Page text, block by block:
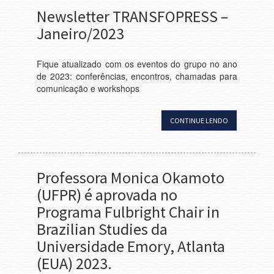
Newsletter TRANSFOPRESS –
Janeiro/2023
Fique atualizado com os eventos do grupo no ano
de 2023: conferências, encontros, chamadas para
comunicação e workshops
CONTINUE LENDO
Professora Monica Okamoto
(UFPR) é aprovada no
Programa Fulbright Chair in
Brazilian Studies da
Universidade Emory, Atlanta
(EUA) 2023.